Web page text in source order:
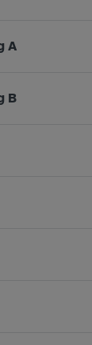
A
B